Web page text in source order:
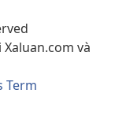
Xaluan.com và
Term